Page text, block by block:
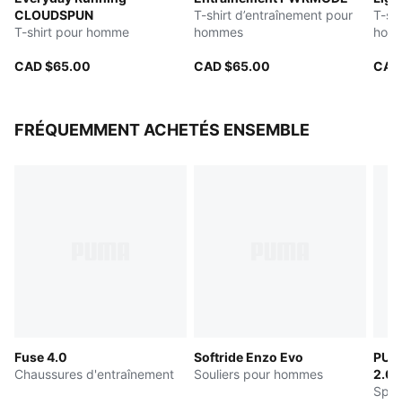
CLOUDSPUN
T-shirt pour homme
CAD $65.00
T-shirt d’entraînement pour
hommes
CAD $65.00
T-
FRÉQUEMMENT ACHETÉS ENSEMBLE
Fuse 4.0
Chaussures d'entraînement
Softride Enzo Evo
Souliers pour hommes
2.0